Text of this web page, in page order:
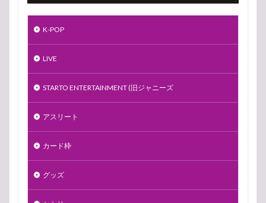
K-POP
LIVE
STARTO ENTERTAINMENT (旧ジャニーズ
アスリート
カード枠
グッズ